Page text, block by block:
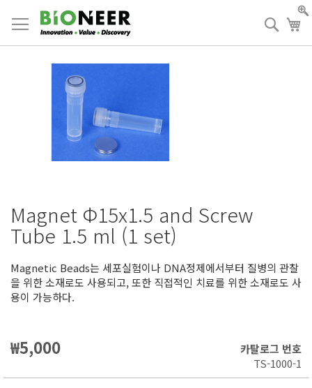
to
Content
검
색
Magnet Φ15x1.5 and Screw
Tube 1.5 ml (1 set)
Magnetic Beads는 세포실험이나 DNA정제에서부터 질병의 관찰
을 위한 소재로도 사용되고, 또한 직접적인 치료를 위한 소재로도 사
용이 가능하다.
₩5,000
카탈로그 번호
TS-1000-1